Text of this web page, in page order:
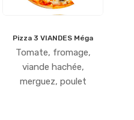
Ajouter
à la
Pizza 3 VIANDES Méga
Tomate, fromage,
viande hachée,
merguez, poulet